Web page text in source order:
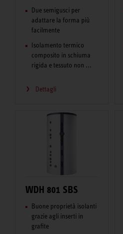
Due semigusci per
adattare la forma più
facilmente
Isolamento termico
composito in schiuma
rigida e tessuto non ...
Dettagli
WDH 801 SBS
Buone proprietà isolanti
grazie agli inserti in
grafite